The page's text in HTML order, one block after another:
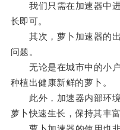
我们只需在加速器中进
长即可。
其次，萝卜加速器的出
问题。
无论是在城市中的小户
种植出健康新鲜的萝卜。
此外，加速器内部环境
萝卜快速生长，保持其丰